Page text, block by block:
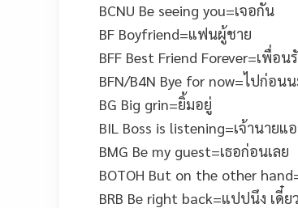
BCNU Be seeing you=เจอกัน
BF Boyfriend=แฟนผู้ชาย
BFF Best Friend Forever=เพื่อ
BFN/B4N Bye for now=ไปก่อน
BG Big grin=ยิ้มอยู่
BIL Boss is listening=เจ้านาย
BMG Be my guest=เธอก่อนเลย
BOTOH But on the other
BRB Be right back=แปปนึง เดี๋ย